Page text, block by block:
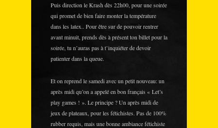
Puis direction le Krash dès 22h00, pour une soirée
qui promet de bien faire monter la température
dans les latex.. Pour être sur de pouvoir rentrer
avant minuit, prends dès à présent ton billet pour la
soirée, tu n’auras pas à t’inquiéter de devoir
patienter dans la queue.
Et on reprend le samedi avec un petit nouveau: un
après midi qu’on a appelé en bon français « Let’s
play games ! ». Le principe ? Un après midi de
jeux de plateaux, pour les fétichistes. Pas de 100%
rubber requis, mais une bonne ambiance fétichiste